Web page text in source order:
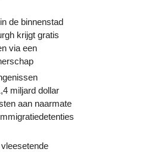
de binnenstad
krijgt gratis
via een
miljard dollar
aan naarmate